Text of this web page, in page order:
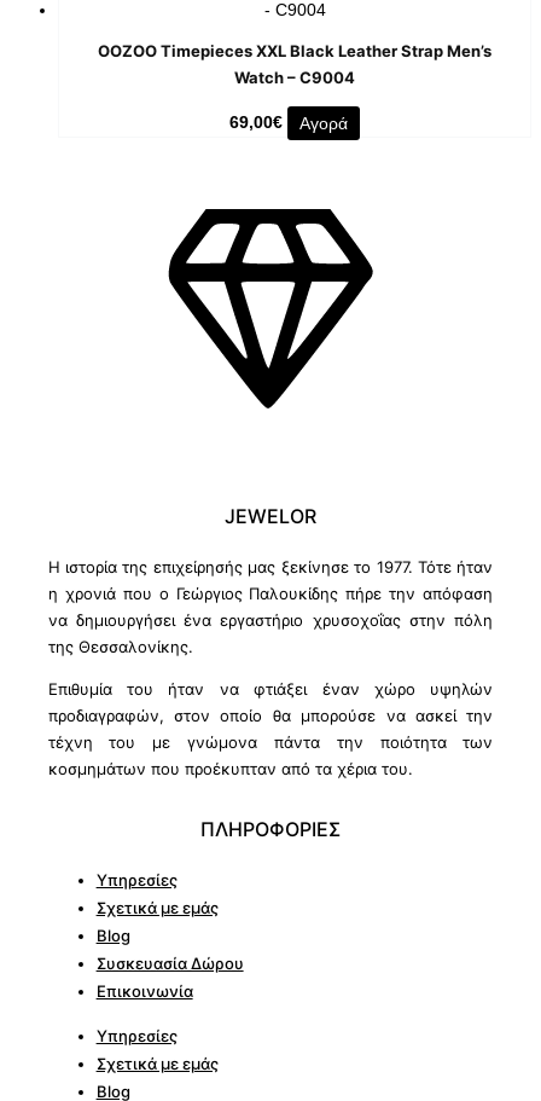
OOZOO Timepieces XXL Black Leather Strap Men’s
Watch – C9004
69,00€ Αγορά
JEWELOR
Η ιστορία της επιχείρησής μας ξεκίνησε το 1977. Τότε ήταν
η χρονιά που ο Γεώργιος Παλουκίδης πήρε την απόφαση
να δημιουργήσει ένα εργαστήριο χρυσοχοΐας στην πόλη
της Θεσσαλονίκης.
Επιθυμία του ήταν να φτιάξει έναν χώρο υψηλών
προδιαγραφών, στον οποίο θα μπορούσε να ασκεί την
τέχνη του με γνώμονα πάντα την ποιότητα των
κοσμημάτων που προέκυπταν από τα χέρια του.
ΠΛΗΡΟΦΟΡΙΕΣ
Υπηρεσίες
Σχετικά με εμάς
Blog
Συσκευασία Δώρου
Επικοινωνία
Υπηρεσίες
Σχετικά με εμάς
Blog